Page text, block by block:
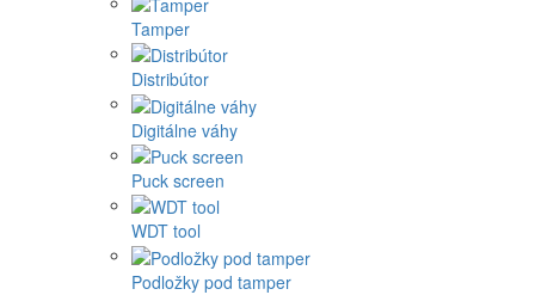
Tamper
Distribútor
Digitálne váhy
Puck screen
WDT tool
Podložky pod tamper